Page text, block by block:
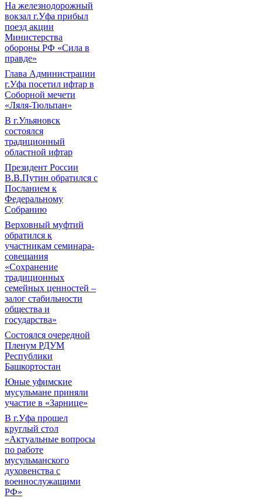
На железнодорожный
вокзал г.Уфа прибыл
поезд акции
Министерства
обороны РФ «Сила в
правде»
Глава Администрации
г.Уфа посетил ифтар в
Соборной мечети
«Ляля-Тюльпан»
В г.Ульяновск
состоялся
традиционный
областной ифтар
Президент России
В.В.Путин обратился с
Посланием к
Федеральному
Собранию
Верховный муфтий
обратился к
участникам семинара-
совещания
«Сохранение
традиционных
семейных ценностей –
залог стабильности
общества и
государства»
Состоялся очередной
Пленум РДУМ
Республики
Башкортостан
Юные уфимские
мусульмане приняли
участие в «Зарнице»
В г.Уфа прошел
круглый стол
«Актуальные вопросы
по работе
мусульманского
духовенства с
военнослужащими
РФ»